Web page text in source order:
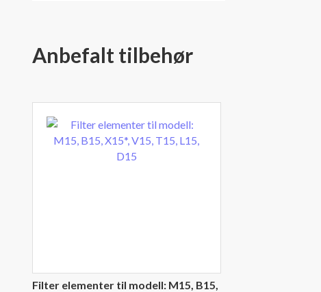
Anbefalt tilbehør
Filter elementer til modell: M15, B15,